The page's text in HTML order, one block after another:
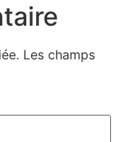
Les champs